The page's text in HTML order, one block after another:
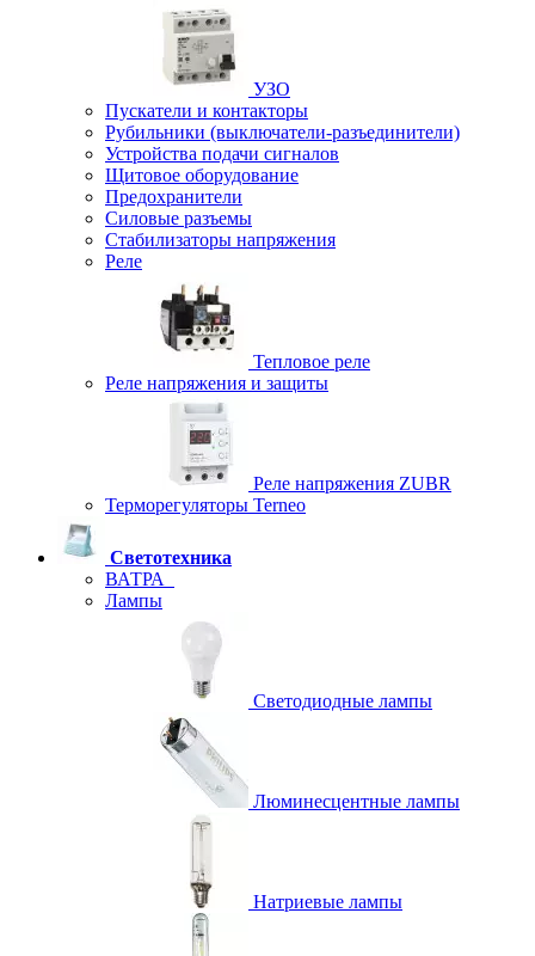
УЗО
Пускатели и контакторы
Рубильники (выключатели-разъединители)
Устройства подачи сигналов
Щитовое оборудование
Предохранители
Силовые разъемы
Стабилизаторы напряжения
Реле
Тепловое реле
Реле напряжения и защиты
Реле напряжения ZUBR
Терморегуляторы Terneo
Светотехника
ВАТРА
Лампы
Светодиодные лампы
Люминесцентные лампы
Натриевые лампы